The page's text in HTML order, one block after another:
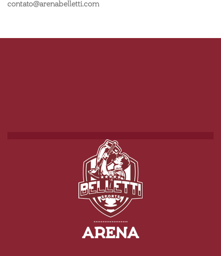
contato@arenabelletti.com